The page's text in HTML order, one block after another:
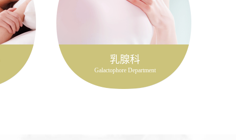
乳腺科
Galactophore Department